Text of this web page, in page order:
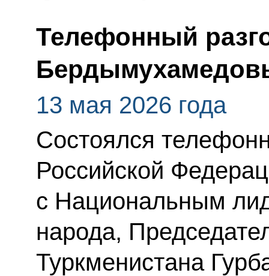
Телефонный
13 мая 2026 года
Состоялся
Российской
с Национальным
народа,
Туркменистана